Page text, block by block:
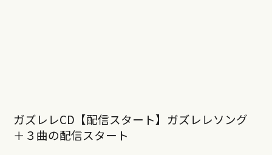
ガズレレCD【配信スタート】ガズレレソング
＋３曲の配信スタート